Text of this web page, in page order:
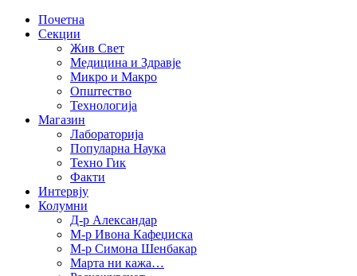
Почетна
Секции
Жив Свет
Медицина и Здравје
Микро и Макро
Општество
Технологија
Магазин
Лабораторија
Популарна Наука
Техно Гик
Факти
Интервју
Колумни
Д-р Александар
М-р Ивона Кафеџиска
М-р Симона Шенбакар
Марта ни кажа…